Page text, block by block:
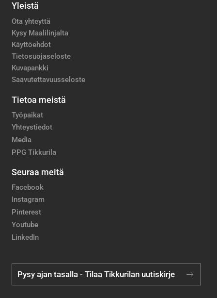
Yleistä
Ota yhteyttä
Kysy Maalilinjalta
Käyttöehdot
Tietosuojaseloste
Kuvapankki
Saavutettavuusseloste
Tietoa meistä
Työpaikat
Yhteystiedot
Media
PPG Tikkurila
Seuraa meitä
Facebook
Instagram
Pinterest
Youtube
LinkedIn
Pysy ajan tasalla - Tilaa Tikkurilan uutiskirje